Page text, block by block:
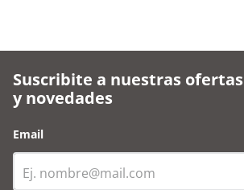
Suscribite a nuestras ofertas
y novedades
Email